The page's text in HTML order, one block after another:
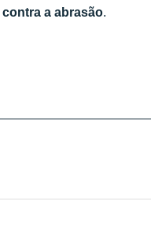
contra a abrasão.